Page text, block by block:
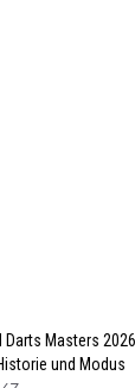
Darts Masters
und Modus